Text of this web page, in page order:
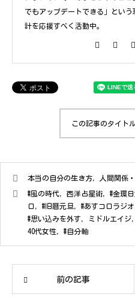
でもアップデートできる」とい
計を応援すべく活動中。
この記事のタイト
本当の自分の生き方 人間関係
#風の時代 西洋占星術 ,#金環
ロ ,#旧暦元旦 ,#あすコロラジオ
#思い込みを外す
ミドルエイジ
40代女性 ,#自分軸
前の記事